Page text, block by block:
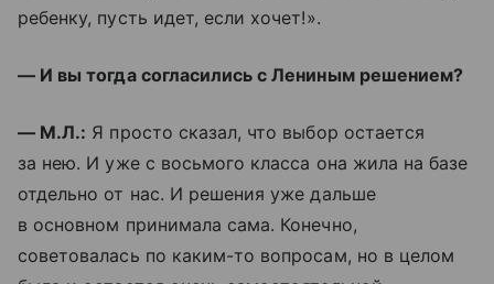
ребенку, пусть идет, если хочет!».
— И вы тогда согласились с Лениным решением?
— М.Л.: Я просто сказал, что выбор остается
за нею. И уже с восьмого класса она жила на базе
отдельно от нас. И решения уже дальше
в основном принимала сама. Конечно,
советовалась по каким-то вопросам, но в целом